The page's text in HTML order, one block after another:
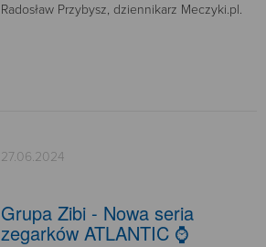
Radosław Przybysz, dziennikarz Meczyki.pl.
27.06.2024
Grupa Zibi - Nowa seria
zegarków ATLANTIC ⌚